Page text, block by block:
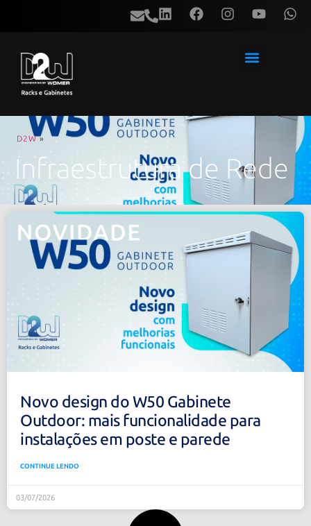
Infraestrutura de Rede
D2W»
Novo design do W50 Gabinete
Outdoor: mais funcionalidade para
instalações em poste e parede
CONTINUE LENDO
03/07/2026